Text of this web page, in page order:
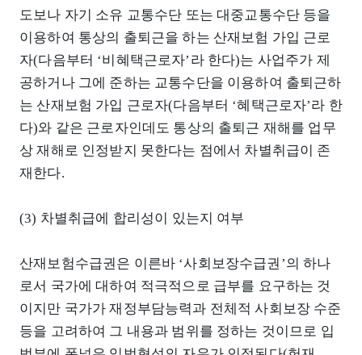
도보나 자기 소유 교통수단 또는 대중교통수단 등을
이용하여 통상의 출퇴근을 하는 산재보험 가입 근로
자(다음부터 ‘비혜택근로자’라 한다)는 사업주가 제
공하거나 그에 준하는 교통수단을 이용하여 출퇴근하
는 산재보험 가입 근로자(다음부터 ‘혜택근로자’라 한
다)와 같은 근로자인데도 통상의 출퇴근 재해를 업무
상 재해로 인정받지 못한다는 점에서 차별취급이 존
재한다.
(3) 차별취급에 합리성이 있는지 여부
산재보험수급권은 이른바 ‘사회보장수급권’의 하나
로서 국가에 대하여 적극적으로 급부를 요구하는 것
이지만 국가가 재정부담능력과 전체적 사회보장 수준
등을 고려하여 그 내용과 범위를 정하는 것이므로 입